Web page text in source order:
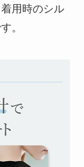
用時のシル
。